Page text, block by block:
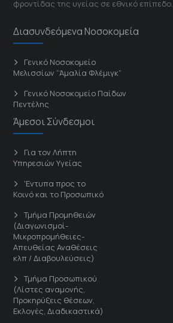
φροντίδας της υγείας σε εθνικό επίπεδο.
Διασυνδεόμενα Νοσοκομεία
Γενικό Νοσοκομείο
Μελισσίων “Άμαλία Φλέμιγκ”
Γενικό Νοσοκομείο Παίδων
Πεντέλης
Άμεσοι Σύνδεσμοι
Για τον Λήπτη
Υπηρεσιών Υγείας
'Εντυπα προς το
Κοινό και το Προσωπικό
Τμήμα Προμηθειών
(Διαγωνισμοί-
Μικροπρομήθειες-
Απευθείας Αναθέσεις
κλπ / Διαβουλεύσεις)
Τμήμα Προσωπικού
(Λίστες αναμονής,
Προκηρύξεις θέσεων,
Εκλογές, Διαδικαστικά)